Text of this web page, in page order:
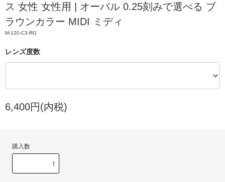
ス 女性 女性用 | オーバル 0.25刻みで選べる ブ
ラウンカラー MIDI ミディ
M-120-C3-RG
レンズ度数
6,400円(内税)
購入数